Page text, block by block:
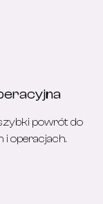
powrót do
i operacjach.